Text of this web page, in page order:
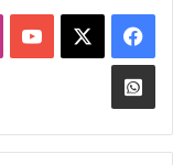
فيسبوك
Whatsapp
Channel